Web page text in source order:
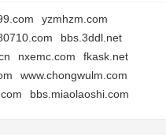
yzmhzm.com
bbs.3ddl.net
nxemc.com
fkask.net
www.chongwulm.com
bbs.miaolaoshi.com